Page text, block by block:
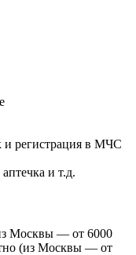
и регистрация в МЧС
и т.д.
Москвы — от 6000
(из Москвы — от